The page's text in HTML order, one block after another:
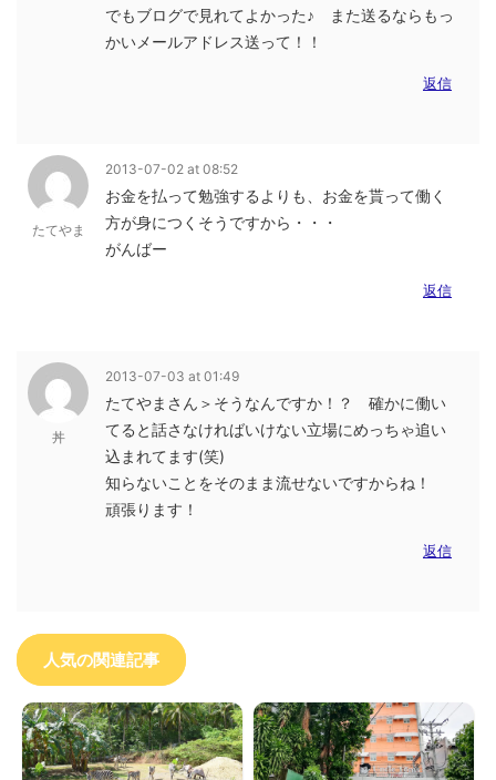
でもブログで見れてよかった♪ また送るならもっ
かいメールアドレス送って！！
返信
たてやま
2013-07-02 at 08:52
お金を払って勉強するよりも、お金を貰って働く
方が身につくそうですから・・・
がんばー
返信
丼
2013-07-03 at 01:49
たてやまさん＞そうなんですか！？ 確かに働い
てると話さなければいけない立場にめっちゃ追い
込まれてます(笑)
知らないことをそのまま流せないですからね！
頑張ります！
返信
人気の関連記事